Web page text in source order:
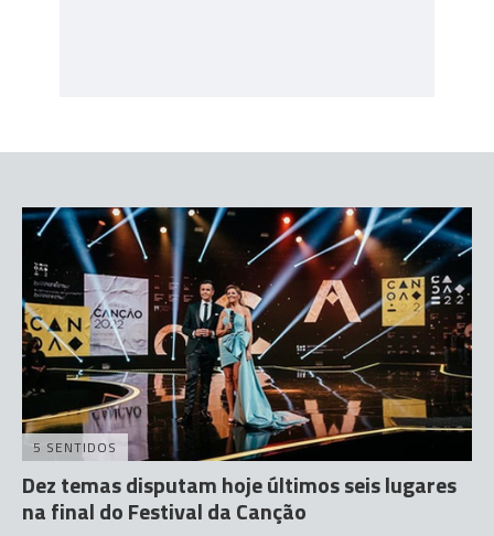
5 SENTIDOS
Dez temas disputam hoje últimos seis lugares
na final do Festival da Canção